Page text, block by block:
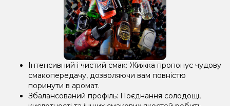
Інтенсивний і чистий смак: Жижка пропонує чудову
смакопередачу, дозволяючи вам повністю
поринути в аромат.
Збалансований профіль: Поєднання солодощі,